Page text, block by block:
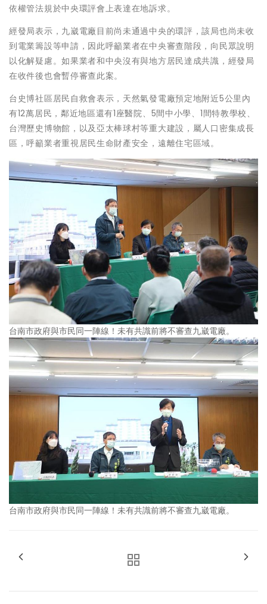
依權管法規於中央環評會上表達在地訴求。
經發局表示，九崴電廠目前尚未通過中央的環評，該局也尚未收
到電業籌設等申請，因此呼籲業者在中央審查階段，向民眾說明
以化解疑慮。如果業者和中央沒有與地方居民達成共識，經發局
在收件後也會暫停審查此案。
台史博社區居民自救會表示，天然氣發電廠預定地附近5公里內
有12萬居民，鄰近地區還有1座醫院、5間中小學、1間特教學校、
台灣歷史博物館，以及亞太棒球村等重大建設，屬人口密集成長
區，呼籲業者重視居民生命財產安全，遠離住宅區域。
台南市政府與市民同一陣線！未有共識前將不審查九崴電廠。
台南市政府與市民同一陣線！未有共識前將不審查九崴電廠。